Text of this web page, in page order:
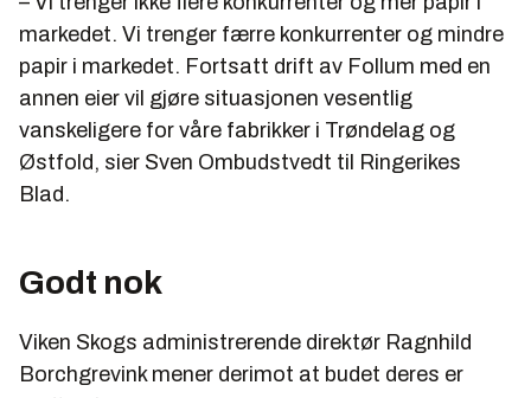
markedet. Vi trenger færre konkurrenter og mindre
papir i markedet. Fortsatt drift av Follum med en
annen eier vil gjøre situasjonen vesentlig
vanskeligere for våre fabrikker i Trøndelag og
Østfold, sier Sven Ombudstvedt til Ringerikes
Blad.
Godt nok
Viken Skogs administrerende direktør Ragnhild
Borchgrevink mener derimot at budet deres er